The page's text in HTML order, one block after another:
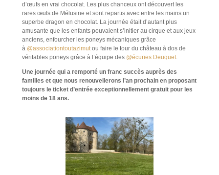
d’œufs en vrai chocolat. Les plus chanceux ont découvert les
rares œufs de Mélusine et sont repartis avec entre les mains un
superbe dragon en chocolat. La journée était d’autant plus
amusante que les enfants pouvaient s’initier au cirque et aux jeux
anciens, enfourcher les poneys mécaniques grâce
à @associationtoutazimutou faire le tour du château à dos de
véritables poneys grâce à l’équipe des @écuries Deuquet.
Une journée qui a remporté un franc succès auprès des
familles et que nous renouvellerons l’an prochain en proposant
toujours le ticket d’entrée exceptionnellement gratuit pour les
moins de 18 ans.